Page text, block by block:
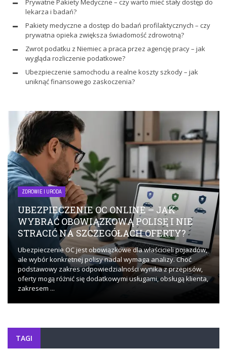
Prywatne Pakiety Medyczne – czy warto mieć stały dostęp do
lekarza i badań?
Pakiety medyczne a dostęp do badań profilaktycznych – czy
prywatna opieka zwiększa świadomość zdrowotną?
Zwrot podatku z Niemiec a praca przez agencję pracy – jak
wygląda rozliczenie podatkowe?
Ubezpieczenie samochodu a realne koszty szkody – jak
uniknąć finansowego zaskoczenia?
ZDROWIE I URODA
UBEZPIECZENIE OC ONLINE – JAK
WYBRAĆ OBOWIĄZKOWĄ POLISĘ I NIE
STRACIĆ NA SZCZEGÓŁACH OFERTY?
Ubezpieczenie OC jest obowiązkowe dla właścicieli pojazdów,
ale wybór konkretnej polisy nadal wymaga analizy. Choć
podstawowy zakres odpowiedzialności wynika z przepisów,
oferty mogą różnić się dodatkowymi usługami, obsługą klienta,
zakresem ...
TAGI